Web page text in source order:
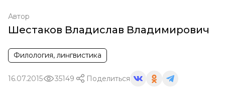
Автор
Шестаков Владислав Владимирович
Филология, лингвистика
16.07.2015 35149 Поделиться